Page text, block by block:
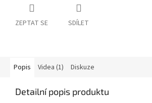
ZEPTAT SE SDÍLET
Popis Videa (1) Diskuze
Detailní popis produktu